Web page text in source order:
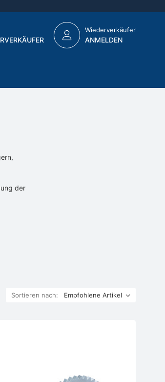
Wiederverkäufer
ANMELDEN
der
Sortieren nach: